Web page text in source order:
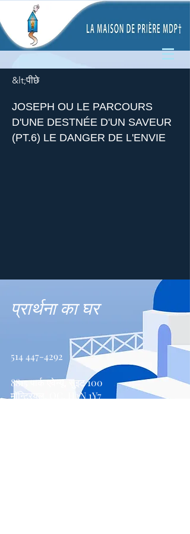
&lt;पीछे
JOSEPH OU LE PARCOURS
D'UNE DESTNÉE D'UN SAVEUR
(PT.6) LE DANGER DE L'ENVIE
प्रार्थना का घर
514 447-4292
8815 पार्क एवेन्यू, सुइट 100
मॉन्ट्रियल, QC, H2N 1Y7